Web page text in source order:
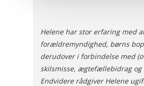
Helene har stor erfaring med
forældremyndighed, børns
derudover i forbindelse med
skilsmisse, ægtefællebidrag
Endvidere rådgiver Helene